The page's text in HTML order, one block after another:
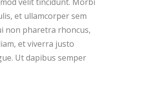
et ullamcorper sem
non pharetra rhoncus,
et viverra justo
Ut dapibus semper